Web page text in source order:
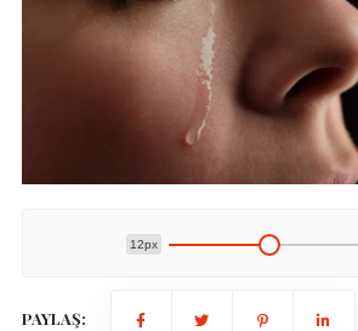
12px
PAYLAŞ: